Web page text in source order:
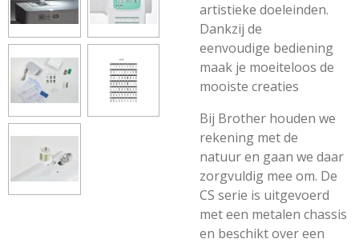
artistieke doeleinden.
Dankzij de
eenvoudige bediening
maak je moeiteloos de
mooiste creaties
Bij Brother houden we
rekening met de
natuur en gaan we daar
zorgvuldig mee om. De
CS serie is uitgevoerd
met een metalen chassis
en beschikt over een